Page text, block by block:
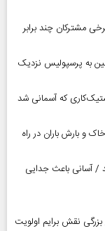
مشترکان چند برابر
به پرسپولیس نزدیک
که آسمانی شد
و بارش باران در راه
/ آسانی باعث جدایی
نقش برایم اولویت